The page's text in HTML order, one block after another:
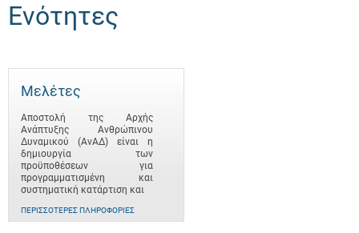
Ενότητες
Μελέτες
Αποστολή της Αρχής
Ανάπτυξης Ανθρώπινου
Δυναμικού (ΑνΑΔ) είναι η
δημιουργία των
προϋποθέσεων για
προγραμματισμένη και
συστηματική κατάρτιση και
ΠΕΡΙΣΣΌΤΕΡΕΣ ΠΛΗΡΟΦΟΡΊΕΣ